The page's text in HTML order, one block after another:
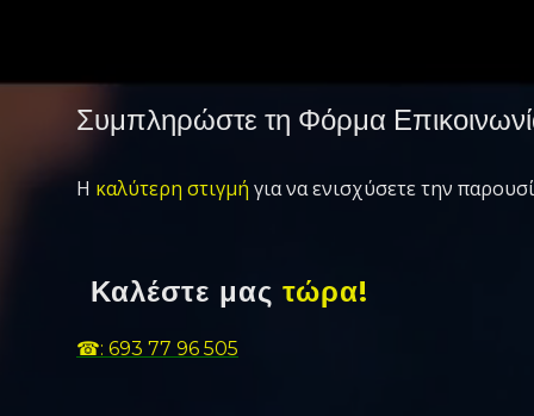
Συμπληρώστε τη Φόρμα
Η καλύτερη στιγμή για να ενισχύσετε την
Καλέστε μας τώρα!
☎: 693 77 96 505